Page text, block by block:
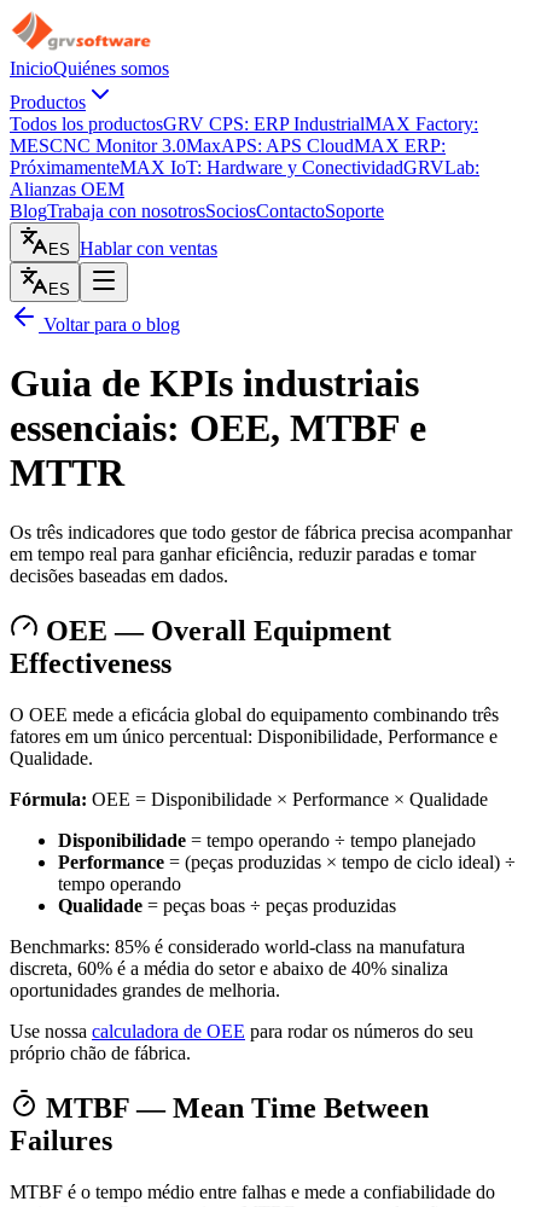
InicioQuiénes somos
Productos
Todos los productosGRV CPS: ERP IndustrialMAX Factory:
MESCNC Monitor 3.0MaxAPS: APS CloudMAX ERP:
PróximamenteMAX IoT: Hardware y ConectividadGRVLab:
Alianzas OEM
BlogTrabaja con nosotrosSociosContactoSoporte
ES Hablar con ventas
ES
Voltar para o blog
Guia de KPIs industriais
essenciais: OEE, MTBF e
MTTR
Os três indicadores que todo gestor de fábrica precisa acompanhar
em tempo real para ganhar eficiência, reduzir paradas e tomar
decisões baseadas em dados.
OEE — Overall Equipment
Effectiveness
O OEE mede a eficácia global do equipamento combinando três
fatores em um único percentual: Disponibilidade, Performance e
Qualidade.
Fórmula: OEE = Disponibilidade × Performance × Qualidade
Disponibilidade = tempo operando ÷ tempo planejado
Performance = (peças produzidas × tempo de ciclo ideal) ÷
tempo operando
Qualidade = peças boas ÷ peças produzidas
Benchmarks: 85% é considerado world-class na manufatura
discreta, 60% é a média do setor e abaixo de 40% sinaliza
oportunidades grandes de melhoria.
Use nossa calculadora de OEE para rodar os números do seu
próprio chão de fábrica.
MTBF — Mean Time Between
Failures
MTBF é o tempo médio entre falhas e mede a confiabilidade do